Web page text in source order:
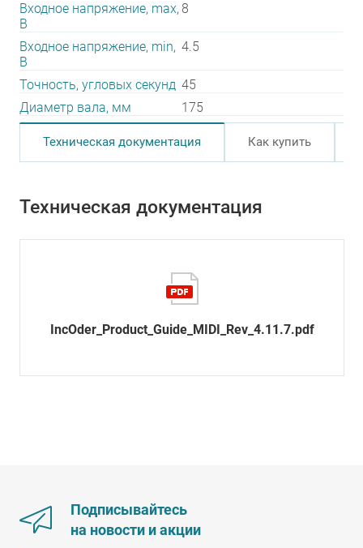
Входное напряжение, max,
В
8
Входное напряжение, min,
В
4.5
Точность, угловых секунд 45
Диаметр вала, мм
175
Техническая документация Как купить
Техническая документация
IncOder_Product_Guide_MIDI_Rev_4.11.7.pdf
Подписывайтесь
на новости и акции